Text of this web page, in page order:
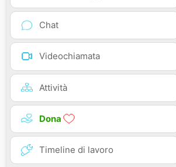
Chat
Videochiamata
Attività
Dona
Timeline di lavoro